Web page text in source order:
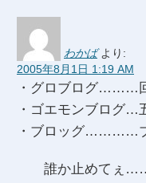
わかば より:
2005年8月1日 1:19 AM
・グロブログ………
・ゴエモンブログ…
・ブロッグ…………
誰か止めてぇ……